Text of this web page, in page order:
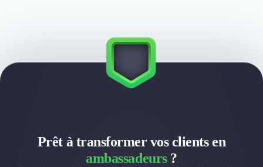
Prêt à transformer vos clients en
ambassadeurs?